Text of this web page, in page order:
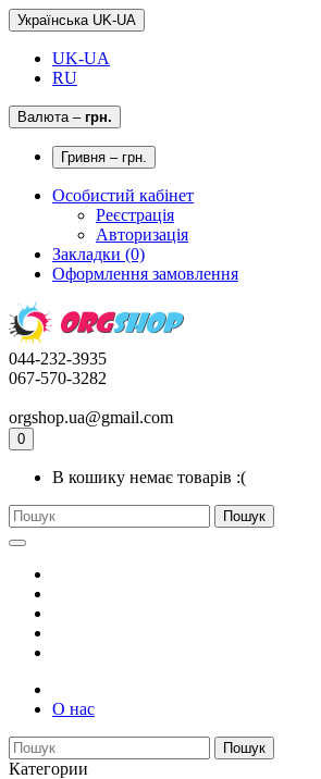
Українська UK-UA
UK-UA
RU
Валюта– грн.
Гривня – грн.
Особистий кабінет
Реєстрація
Авторизація
Закладки (0)
Оформлення замовлення
044-232-3935
067-570-3282
orgshop.ua@gmail.com
0
В кошику немає товарів :(
Пошук
О нас
Пошук
Категории